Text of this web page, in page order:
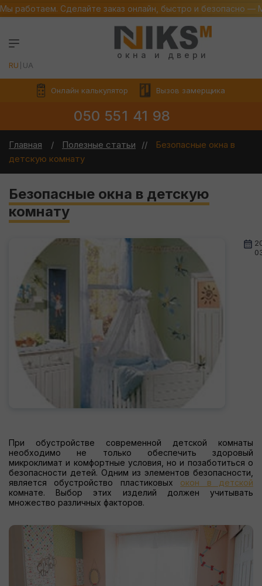
Мы работаем. Сделайте заказ онлайн, быстро и безопасно
окна и двери
RU UA
Онлайн калькулятор Вызов замерщика
050 551 41 98
Главная Полезные статьи
Безопасные окна в
детскую комнату
Безопасные окна в детскую
комнату
При обустройстве современной детской комнаты
необходимо не только обеспечить здоровый
микроклимат и комфортные условия, но и позаботиться о
безопасности детей. Одним из элементов безопасности,
является обустройство пластиковых окон в детской
комнате. Выбор этих изделий должен учитывать
множество различных факторов.